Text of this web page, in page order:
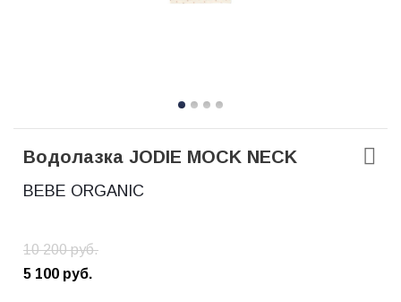
Водолазка JODIE MOCK NECK
BEBE ORGANIC
10 200руб.
5 100 руб.